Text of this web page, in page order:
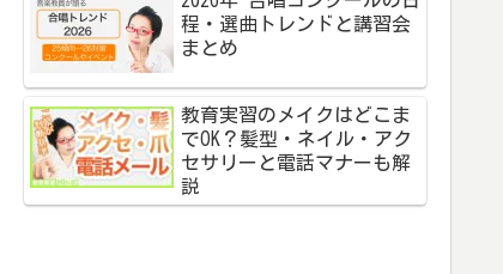
程・選曲トレンドと講習会
まとめ
教育実習のメイクはどこま
でOK？髪型・ネイル・アク
セサリーと電話マナーも解
説